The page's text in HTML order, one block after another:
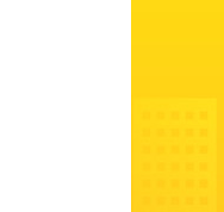
왜 빌라
아파트 대
3. 동일 지
역삼2동·